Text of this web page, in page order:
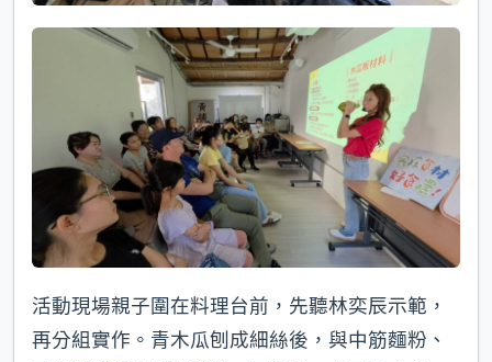
活動現場親子圍在料理台前，先聽林奕辰示範，
再分組實作。青木瓜刨成細絲後，與中筋麵粉、